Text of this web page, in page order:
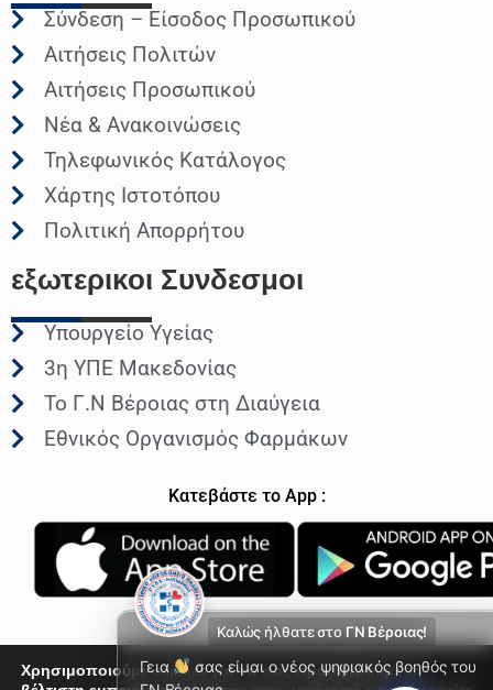
Σύνδεση – Είσοδος Προσωπικού
Αιτήσεις Πολιτών
Αιτήσεις Προσωπικού
Νέα & Ανακοινώσεις
Τηλεφωνικός Κατάλογος
Χάρτης Ιστοτόπου
Πολιτική Απορρήτου
εξωτερικοι Συνδεσμοι
Υπουργείο Υγείας
3η ΥΠΕ Μακεδονίας
Το Γ.Ν Βέροιας στη Διαύγεια
Εθνικός Οργανισμός Φαρμάκων
Κατεβάστε το App :
Καλώς ήλθατε στο ΓΝ Βέροιας!
Γεια
σας είμαι ο νέος ψηφιακός βοηθός του
Χρησιμοποιούμε cookies για να σας προσφέρουμε τη